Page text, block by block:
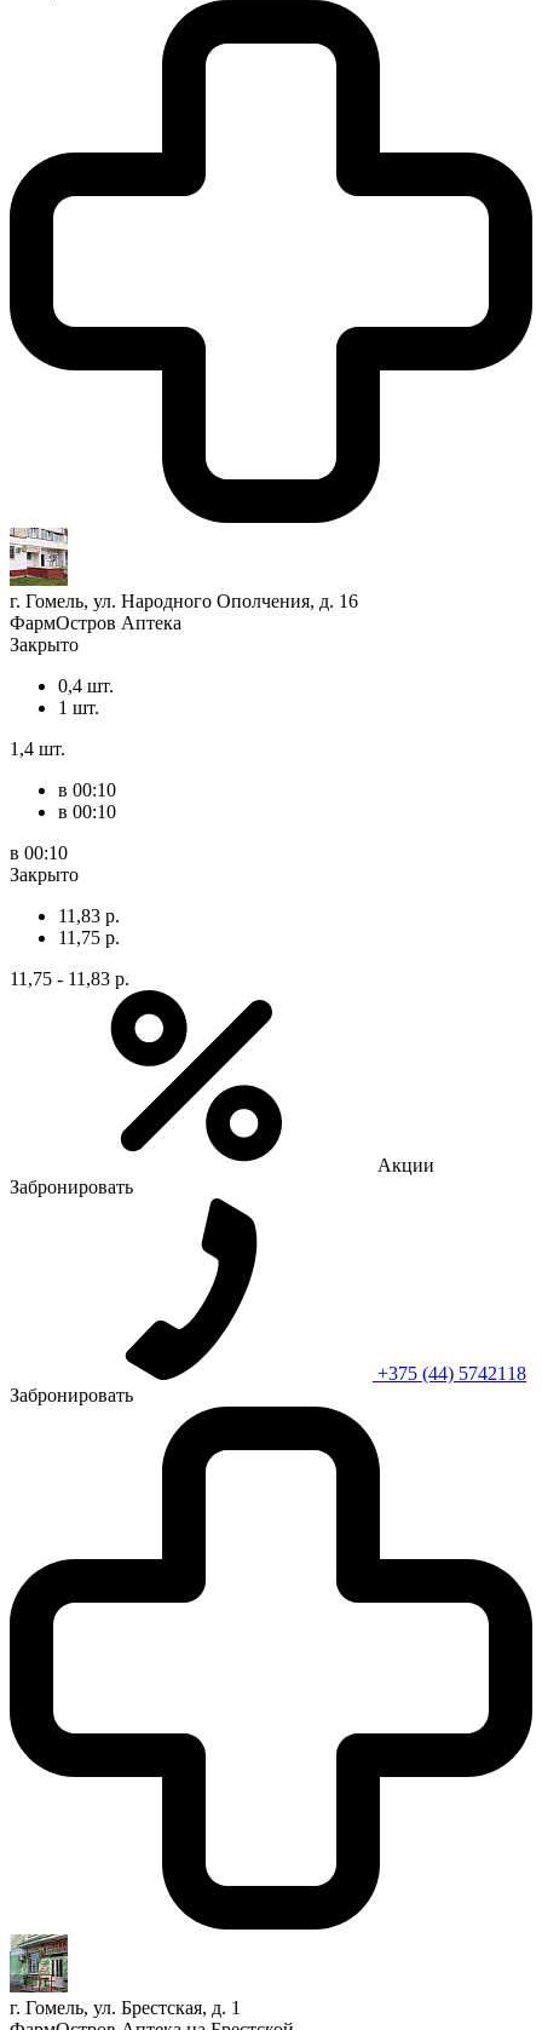
г. Гомель, ул. Народного Ополчения, д. 16
ФармОстров Аптека
Закрыто
0,4 шт.
1 шт.
1,4 шт.
в 00:10
в 00:10
в 00:10
Закрыто
11,83 р.
11,75 р.
11,75 - 11,83 р.
Акции
Забронировать
+375 (44) 5742118
Забронировать
г. Гомель, ул. Брестская, д. 1